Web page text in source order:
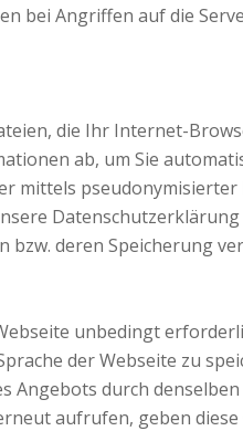
bei Angriffen auf die
die Ihr Internet-
ab, um Sie
mittels
bzw. deren Speicherung
unbedingt
der Webseite zu
durch denselben
aufrufen, geben diese